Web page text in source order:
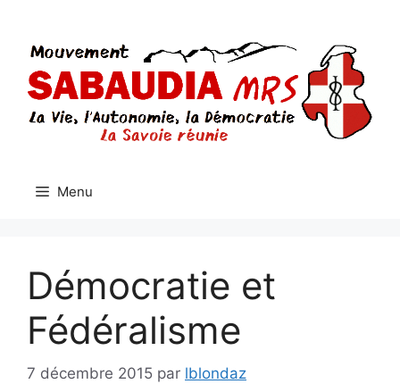
contenu
Menu
Démocratie et
Fédéralisme
7 décembre 2015 par lblondaz